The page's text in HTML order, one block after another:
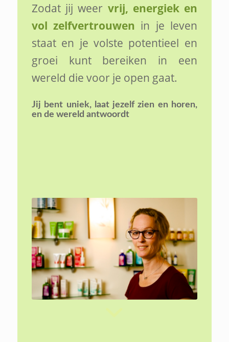
Zodat jij weer vrij, energiek en
vol zelfvertrouwen in je leven
staat en je volste potentieel en
groei kunt bereiken in een
wereld die voor je open gaat.
Jij bent uniek, laat jezelf zien en horen,
en de wereld antwoordt